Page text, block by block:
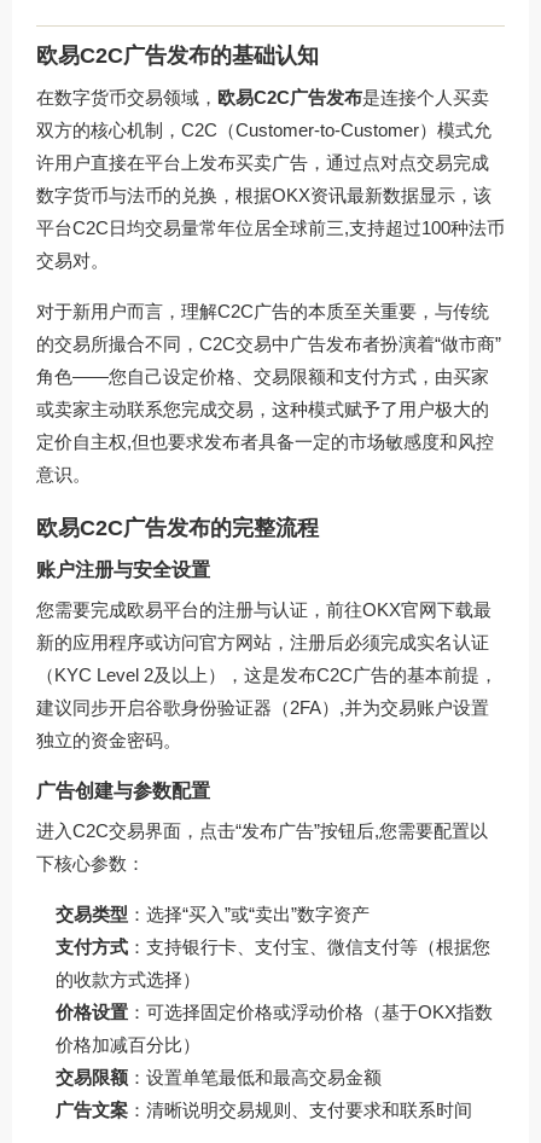
欧易C2C广告发布的基础认知
在数字货币交易领域， 欧易C2C广告发布是连接个人买卖
双方的核心机制，C2C（Customer-to-Customer）模式允
许用户直接在平台上发布买卖广告，通过点对点交易完成
数字货币与法币的兑换，根据OKX资讯最新数据显示，该
平台C2C日均交易量常年位居全球前三,支持超过100种法币
交易对。
对于新用户而言，理解C2C广告的本质至关重要，与传统
的交易所撮合不同，C2C交易中广告发布者扮演着“做市商”
角色——您自己设定价格、交易限额和支付方式，由买家
或卖家主动联系您完成交易，这种模式赋予了用户极大的
定价自主权,但也要求发布者具备一定的市场敏感度和风控
意识。
欧易C2C广告发布的完整流程
账户注册与安全设置
您需要完成欧易平台的注册与认证，前往OKX官网下载最
新的应用程序或访问官方网站，注册后必须完成实名认证
（KYC Level 2及以上），这是发布C2C广告的基本前提，
建议同步开启谷歌身份验证器（2FA）,并为交易账户设置
独立的资金密码。
广告创建与参数配置
进入C2C交易界面，点击“发布广告”按钮后,您需要配置以
下核心参数：
交易类型 ：选择“买入”或“卖出”数字资产
支付方式 ：支持银行卡、支付宝、微信支付等（根据您
的收款方式选择）
价格设置 ：可选择固定价格或浮动价格（基于OKX指数
价格加减百分比）
交易限额 ：设置单笔最低和最高交易金额
广告文案 ：清晰说明交易规则、支付要求和联系时间